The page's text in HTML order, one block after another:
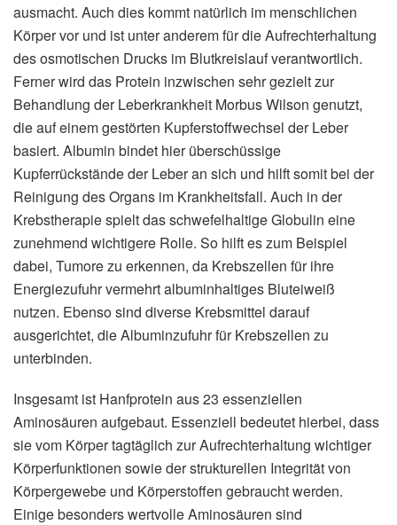
ausmacht. Auch dies kommt natürlich im menschlichen
Körper vor und ist unter anderem für die Aufrechterhaltung
des osmotischen Drucks im Blutkreislauf verantwortlich.
Ferner wird das Protein inzwischen sehr gezielt zur
Behandlung der Leberkrankheit Morbus Wilson genutzt,
die auf einem gestörten Kupferstoffwechsel der Leber
basiert. Albumin bindet hier überschüssige
Kupferrückstände der Leber an sich und hilft somit bei der
Reinigung des Organs im Krankheitsfall. Auch in der
Krebstherapie spielt das schwefelhaltige Globulin eine
zunehmend wichtigere Rolle. So hilft es zum Beispiel
dabei, Tumore zu erkennen, da Krebszellen für ihre
Energiezufuhr vermehrt albuminhaltiges Bluteiweiß
nutzen. Ebenso sind diverse Krebsmittel darauf
ausgerichtet, die Albuminzufuhr für Krebszellen zu
unterbinden.
Insgesamt ist Hanfprotein aus 23 essenziellen
Aminosäuren aufgebaut. Essenziell bedeutet hierbei, dass
sie vom Körper tagtäglich zur Aufrechterhaltung wichtiger
Körperfunktionen sowie der strukturellen Integrität von
Körpergewebe und Körperstoffen gebraucht werden.
Einige besonders wertvolle Aminosäuren sind